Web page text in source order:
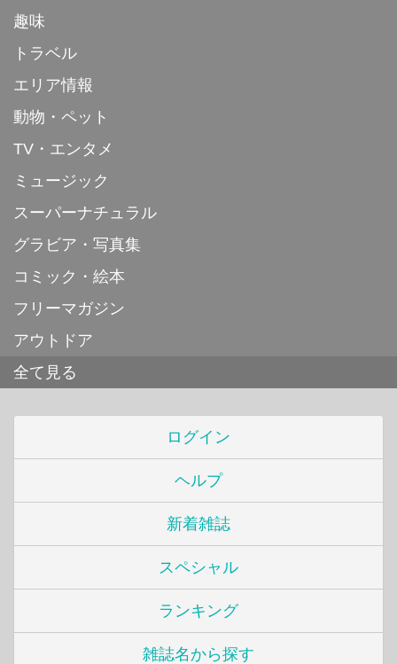
趣味
トラベル
エリア情報
動物・ペット
TV・エンタメ
ミュージック
スーパーナチュラル
グラビア・写真集
コミック・絵本
フリーマガジン
アウトドア
全て見る
ログイン
ヘルプ
新着雑誌
スペシャル
ランキング
雑誌名から探す